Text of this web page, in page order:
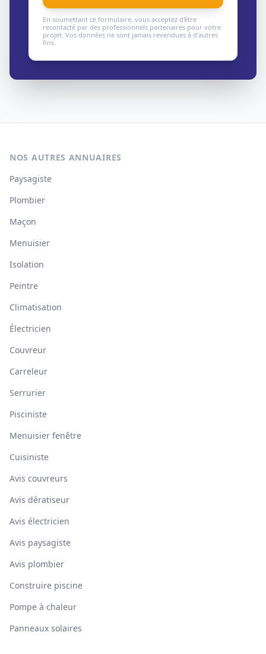
En soumettant ce formulaire, vous acceptez d'être
recontacté par des professionnels partenaires pour votre
projet. Vos données ne sont jamais revendues à d'autres
fins.
NOS AUTRES ANNUAIRES
Paysagiste
Plombier
Maçon
Menuisier
Isolation
Peintre
Climatisation
Électricien
Couvreur
Carreleur
Serrurier
Pisciniste
Menuisier fenêtre
Cuisiniste
Avis couvreurs
Avis dératiseur
Avis électricien
Avis paysagiste
Avis plombier
Construire piscine
Pompe à chaleur
Panneaux solaires